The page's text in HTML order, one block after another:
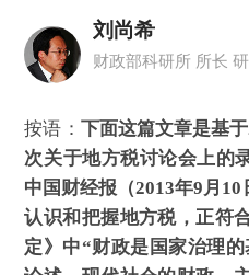
刘尚希
财政部科研所 所长
按语： 下面这篇文章是基
次关于地方税讨论会上的
中国财经报（2013年9月
认识和把握地方税，正符
定》中“财政是国家治理